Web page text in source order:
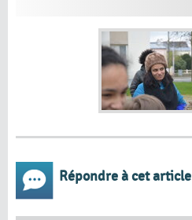
Répondre à cet article